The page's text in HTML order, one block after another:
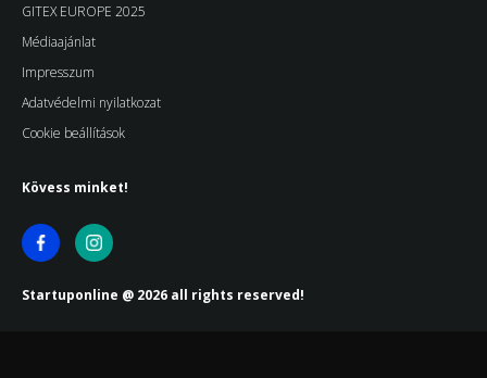
GITEX EUROPE 2025
Médiaajánlat
Impresszum
Adatvédelmi nyilatkozat
Cookie beállítások
Kövess minket!
Startuponline @ 2026 all rights reserved!